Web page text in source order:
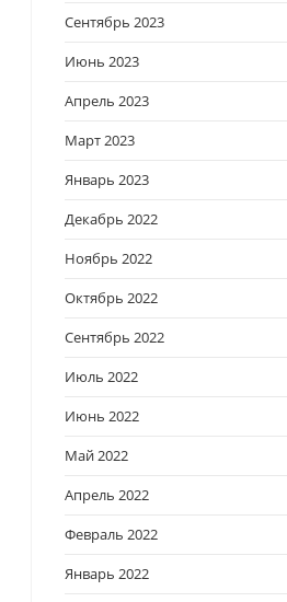
Сентябрь 2023
Июнь 2023
Апрель 2023
Март 2023
Январь 2023
Декабрь 2022
Ноябрь 2022
Октябрь 2022
Сентябрь 2022
Июль 2022
Июнь 2022
Май 2022
Апрель 2022
Февраль 2022
Январь 2022